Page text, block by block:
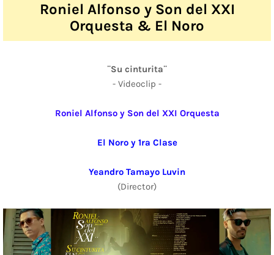
Roniel Alfonso y Son del XXI
Orquesta & El Noro
¨Su cinturita¨
- Videoclip -
Roniel Alfonso y Son del XXI Orquesta
El Noro y 1ra Clase
Yeandro Tamayo Luvin
(Director)